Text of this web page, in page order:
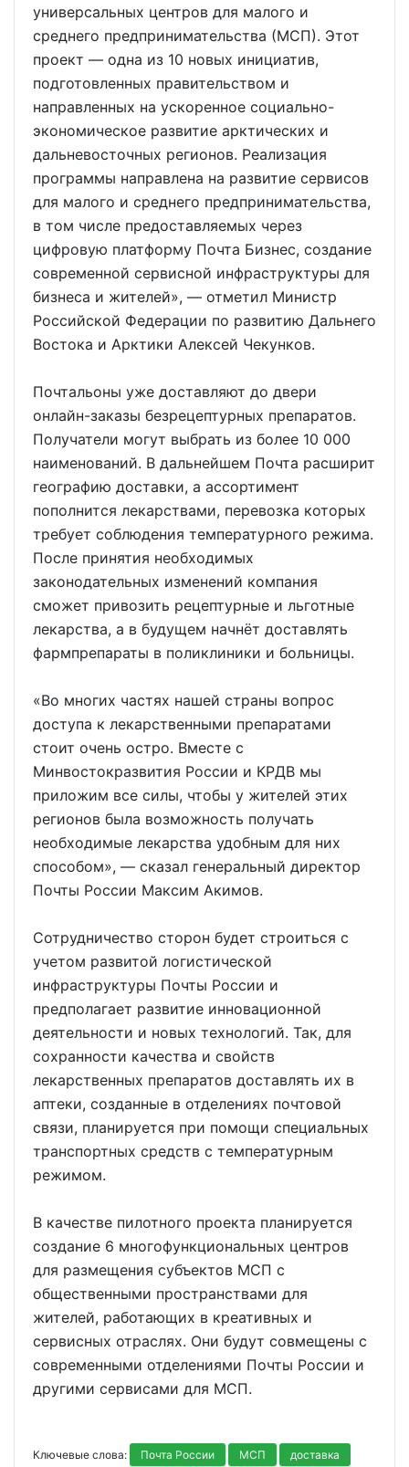
универсальных центров для малого и
среднего предпринимательства (МСП). Этот
проект — одна из 10 новых инициатив,
подготовленных правительством и
направленных на ускоренное социально-
экономическое развитие арктических и
дальневосточных регионов. Реализация
программы направлена на развитие сервисов
для малого и среднего предпринимательства,
в том числе предоставляемых через
цифровую платформу Почта Бизнес, создание
современной сервисной инфраструктуры для
бизнеса и жителей», — отметил Министр
Российской Федерации по развитию Дальнего
Востока и Арктики Алексей Чекунков.
Почтальоны уже доставляют до двери
онлайн-заказы безрецептурных препаратов.
Получатели могут выбрать из более 10 000
наименований. В дальнейшем Почта расширит
географию доставки, а ассортимент
пополнится лекарствами, перевозка которых
требует соблюдения температурного режима.
После принятия необходимых
законодательных изменений компания
сможет привозить рецептурные и льготные
лекарства, а в будущем начнёт доставлять
фармпрепараты в поликлиники и больницы.
«Во многих частях нашей страны вопрос
доступа к лекарственными препаратами
стоит очень остро. Вместе с
Минвостокразвития России и КРДВ мы
приложим все силы, чтобы у жителей этих
регионов была возможность получать
необходимые лекарства удобным для них
способом», — сказал генеральный директор
Почты России Максим Акимов.
Сотрудничество сторон будет строиться с
учетом развитой логистической
инфраструктуры Почты России и
предполагает развитие инновационной
деятельности и новых технологий. Так, для
сохранности качества и свойств
лекарственных препаратов доставлять их в
аптеки, созданные в отделениях почтовой
связи, планируется при помощи специальных
транспортных средств с температурным
режимом.
В качестве пилотного проекта планируется
создание 6 многофункциональных центров
для размещения субъектов МСП с
общественными пространствами для
жителей, работающих в креативных и
сервисных отраслях. Они будут совмещены с
современными отделениями Почты России и
другими сервисами для МСП.
Ключевые слова: Почта России МСП доставка